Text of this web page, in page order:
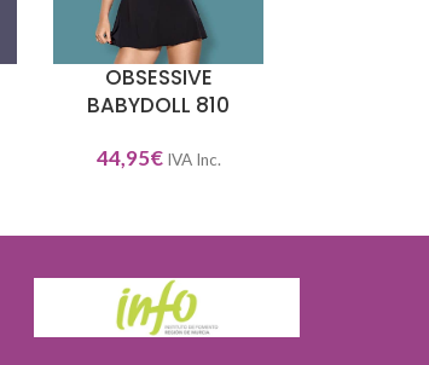
SELECCIONAR OPCIONES
OBSESSIVE
BABYDOLL 810
44,95€ IVA Inc.